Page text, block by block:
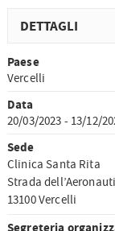
DETTAGLI
Paese
Vercelli
Data
20/03/2023 - 13/12/
Sede
Clinica Santa Rita
Strada
13100 Vercelli